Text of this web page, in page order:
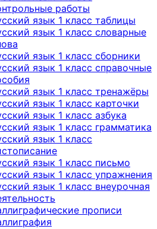
работы
язык 1 класс таблицы
язык 1 класс словарные
язык 1 класс сборники
язык 1 класс справочные
язык 1 класс тренажёры
язык 1 класс карточки
язык 1 класс азбука
язык 1 класс грамматика
язык 1 класс
язык 1 класс письмо
язык 1 класс упражнения
язык 1 класс внеурочная
прописи